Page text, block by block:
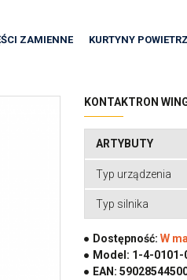
ZAMIENNE KURTYNY
KONTAKTRON
ARTYBUTY
Typ urządzenia
Typ silnika
Dostępność: W
Model: 1-4-0101-
EAN: